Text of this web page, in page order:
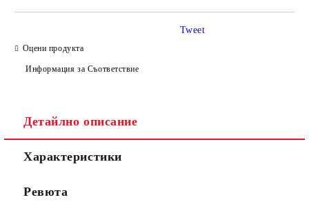
Оцени продукта
Информация за Съответствие
Tweet
Детайлно описание
Характеристики
Ревюта